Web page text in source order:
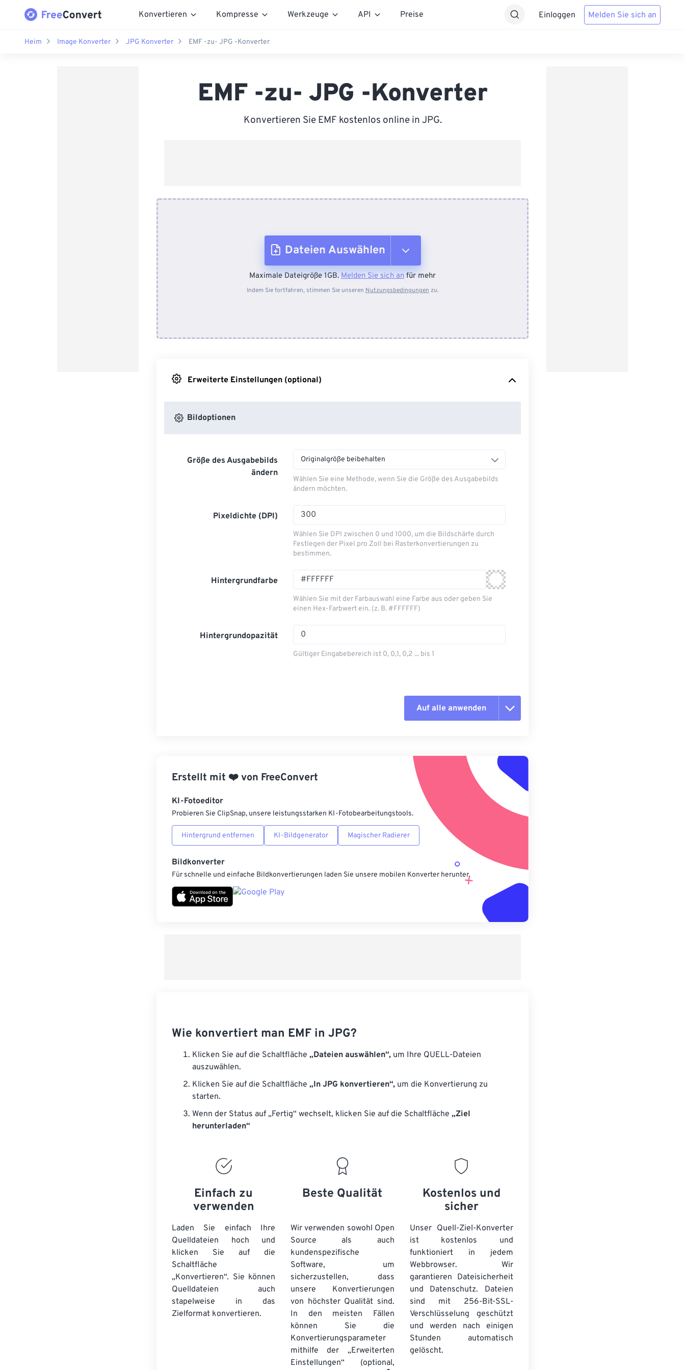
Konvertieren Kompresse Werkzeuge API Preise Einloggen Melden Sie sich an
Heim Image Konverter JPG Konverter EMF -zu- JPG -Konverter
EMF -zu- JPG -Konverter
Konvertieren Sie EMF kostenlos online in JPG.
Dateien Auswählen
Vom Gerät
Maximale Dateigröße 1GB. Melden Sie sich an für mehr
Indem Sie fortfahren, stimmen Sie unseren Nutzungsbedingungen zu.
Erweiterte Einstellungen (optional)
Bildoptionen
Größe des Ausgabebilds
ändern
Originalgröße beibehalten
Wählen Sie eine Methode, wenn Sie die Größe des Ausgabebilds
ändern möchten.
Pixeldichte (DPI)
Wählen Sie DPI zwischen 0 und 1000, um die Bildschärfe durch
Festlegen der Pixel pro Zoll bei Rasterkonvertierungen zu
bestimmen.
Hintergrundfarbe
Wählen Sie mit der Farbauswahl eine Farbe aus oder geben Sie
einen Hex-Farbwert ein. (z. B. #FFFFFF)
Hintergrundopazität
Gültiger Eingabebereich ist 0, 0,1, 0,2 ... bis 1
Auf alle anwenden
Aus Vorgabe anwenden
Als Vorgabe speichern
Erstellt mit ❤️von FreeConvert
KI-Fotoeditor
Probieren Sie ClipSnap, unsere leistungsstarken KI-Fotobearbeitungstools.
Hintergrund entfernen KI-Bildgenerator Magischer Radierer
Bildkonverter
Für schnelle und einfache Bildkonvertierungen laden Sie unsere mobilen Konverter herunter.
Wie konvertiert man EMF in JPG?
Klicken Sie auf die Schaltfläche „Dateien auswählen“, um Ihre QUELL-Dateien
auszuwählen.
Klicken Sie auf die Schaltfläche „In JPG konvertieren“, um die Konvertierung zu
starten.
Wenn der Status auf „Fertig“ wechselt, klicken Sie auf die Schaltfläche „Ziel
herunterladen“
Einfach zu
verwenden
Laden Sie einfach Ihre
Quelldateien hoch und
klicken Sie auf die
Schaltfläche
„Konvertieren“. Sie können
Quelldateien auch
stapelweise in das
Zielformat konvertieren.
Beste Qualität
Wir verwenden sowohl Open
Source als auch
kundenspezifische
Software, um
sicherzustellen, dass
unsere Konvertierungen
von höchster Qualität sind.
In den meisten Fällen
können Sie die
Konvertierungsparameter
mithilfe der „Erweiterten
Einstellungen“ (optional,
Kostenlos und
sicher
Unser Quell-Ziel-Konverter
ist kostenlos und
funktioniert in jedem
Webbrowser. Wir
garantieren Dateisicherheit
und Datenschutz. Dateien
sind mit 256-Bit-SSL-
Verschlüsselung geschützt
und werden nach einigen
Stunden automatisch
gelöscht.